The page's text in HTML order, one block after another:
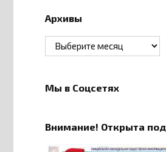
Архивы
Архивы
Мы в Соцсетях
Внимание! Открыта